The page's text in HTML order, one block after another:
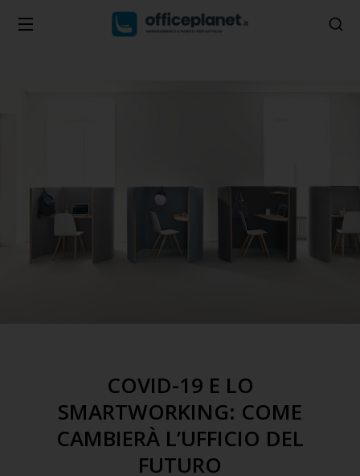
COVID-19 E LO
SMARTWORKING: COME
CAMBIERÀ L’UFFICIO DEL
FUTURO